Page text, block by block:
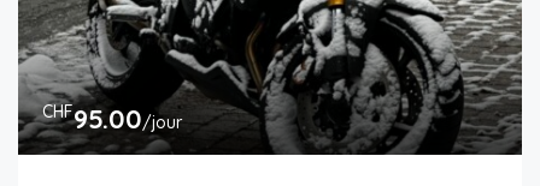
CHF95.00/jour